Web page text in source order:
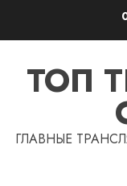
ТОП
ГЛАВНЫЕ